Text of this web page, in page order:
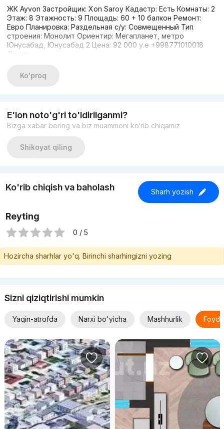
ЖК Ayvon Застройщик: Xon Saroy Кадастр: Есть Комнаты: 2
Этаж: 8 Этажность: 9 Площадь: 60 + 10 балкон Ремонт:
Евро Планировка: Раздельная с/у: Совмещенный Тип
строения: Монолит Ориентир: Мегапланет, метро
Юнусабад, Юнусабад 2 Цена: 92 000 у.е +998771010018
Данил
Ko'proq
E'lon noto'g'ri to'ldirilganmi?
Bizga xabar bering va biz muammoni ko‘rib chiqamiz
Shikoyat qiling
Ko'rib chiqish va baholash Sharh yozish
Reyting
0 / 5
Hozircha sharhlar yo'q. Birinchi sharhingizni yozing
Sizni qiziqtirishi mumkin
Yaqin-atrofda Narxi bo'yicha Mashhurlik